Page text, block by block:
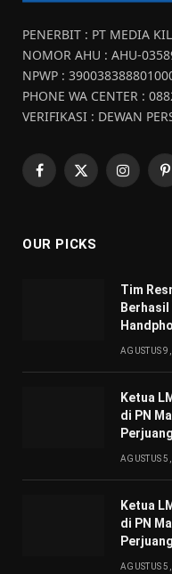
PENERBIT : PT MEDIA
NOMOR AHU : AHU-
NPWP :
PHONE WA CENTER :
VERIFIKASI : DEWAN
Facebook
X
OUR PICKS
Tim
AGUSTUS
Ketua
di PN
AGUSTUS
Ketua
di PN
AGUSTUS